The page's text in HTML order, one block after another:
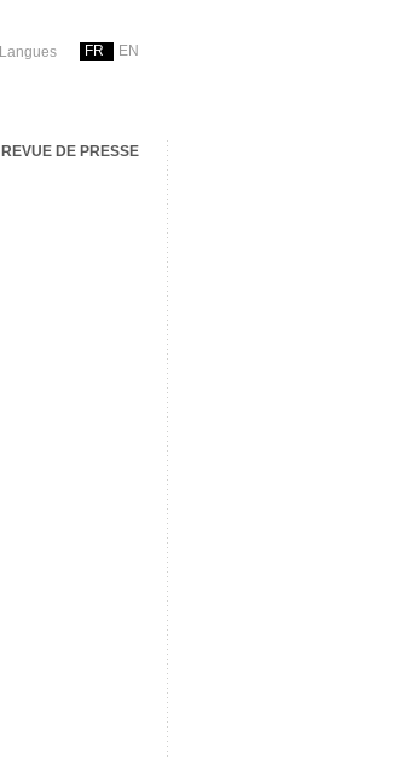
Langues FR EN
REVUE DE PRESSE